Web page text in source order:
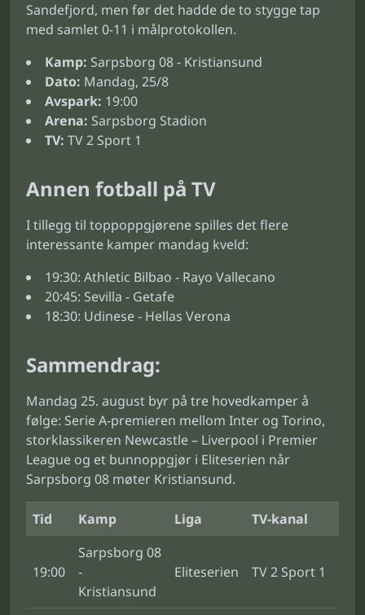
Sandefjord, men før det hadde de to stygge tap
med samlet 0-11 i målprotokollen.
Kamp: Sarpsborg 08 - Kristiansund
Dato: Mandag, 25/8
Avspark: 19:00
Arena: Sarpsborg Stadion
TV: TV 2 Sport 1
Annen fotball på TV
I tillegg til toppoppgjørene spilles det flere
interessante kamper mandag kveld:
19:30: Athletic Bilbao - Rayo Vallecano
20:45: Sevilla - Getafe
18:30: Udinese - Hellas Verona
Sammendrag:
Mandag 25. august byr på tre hovedkamper å
følge: Serie A-premieren mellom Inter og Torino,
storklassikeren Newcastle – Liverpool i Premier
League og et bunnoppgjør i Eliteserien når
Sarpsborg 08 møter Kristiansund.
Tid Kamp Liga TV-kanal
19:00
Sarpsborg 08
-
Kristiansund
Eliteserien TV 2 Sport 1